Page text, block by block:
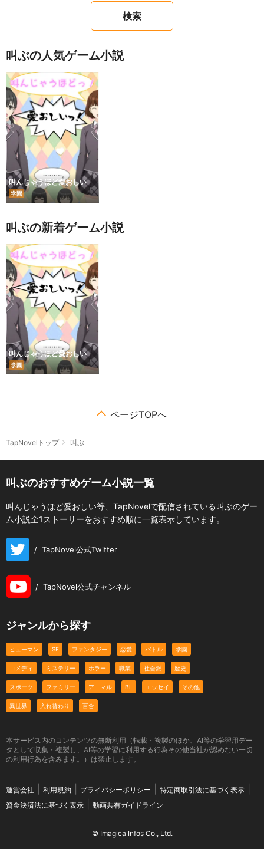
叫ぶの人気ゲーム小説
叫んじゃうほど愛おしい
学園
叫ぶの新着ゲーム小説
叫んじゃうほど愛おしい
学園
ページTOPへ
TapNovelトップ 叫ぶ
叫ぶのおすすめゲーム小説一覧
叫んじゃうほど愛おしい等、TapNovelで配信されている叫ぶのゲー
ム小説全1ストーリーをおすすめ順に一覧表示しています。
/ TapNovel公式Twitter
/ TapNovel公式チャンネル
ジャンルから探す
ヒューマン SF ファンタジー 恋愛 バトル 学園
コメディ ミステリー ホラー 職業 社会派 歴史
スポーツ ファミリー アニマル BL エッセイ その他
異世界 入れ替わり 百合
本サービス内のコンテンツの無断利用（転載・複製のほか、AI等の学習用デー
タとして収集・複製し、AI等の学習に利用する行為その他当社が認めない一切
の利用行為を含みます。）は禁止します。
運営会社 利用規約 プライバシーポリシー
特定商取引法に基づく表示
資金決済法に基づく表示
動画共有ガイドライン
© Imagica Infos Co., Ltd.